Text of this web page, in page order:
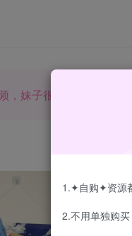
，妹子很多图不露脸，
1.✦自购✦资源
2.不用单独购